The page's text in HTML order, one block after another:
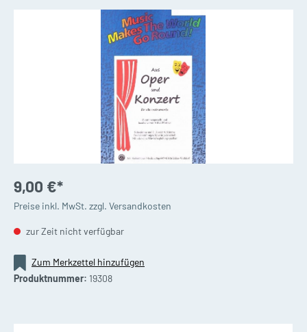
9,00 €*
Preise inkl. MwSt. zzgl. Versandkosten
zur Zeit nicht verfügbar
Zum Merkzettel hinzufügen
Produktnummer: 19308